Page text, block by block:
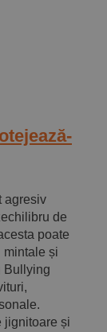
agresiv
de
poate
mintale și
Bullying
jignitoare și